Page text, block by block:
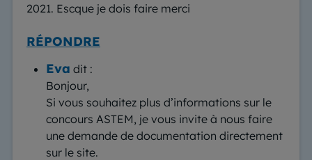
2021. Escque je dois faire merci
RÉPONDRE
Eva dit :
Bonjour,
Si vous souhaitez plus d’informations sur le
concours ASTEM, je vous invite à nous faire
une demande de documentation directement
sur le site.